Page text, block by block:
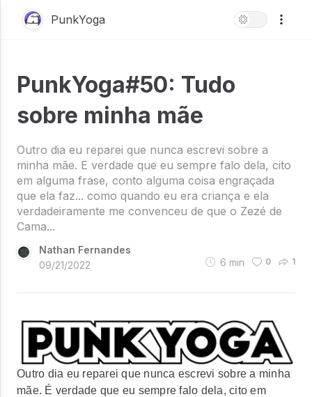
PunkYoga
PunkYoga#50: Tudo
sobre minha mãe
Outro dia eu reparei que nunca escrevi sobre a
minha mãe. E verdade que eu sempre falo dela, cito
em alguma frase, conto alguma coisa engraçada
que ela faz... como quando eu era criança e ela
verdadeiramente me convenceu de que o Zezé de
Cama...
Nathan Fernandes
09/21/2022
6 min 0 1
Outro dia eu reparei que nunca escrevi sobre a minha
mãe. É verdade que eu sempre falo dela, cito em